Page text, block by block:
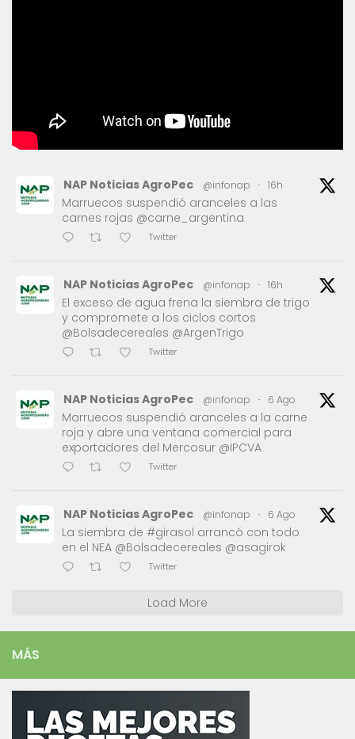
NAP Noticias AgroPec @infonap · 16h
Marruecos suspendió aranceles a las
carnes rojas @carne_argentina
Twitter
NAP Noticias AgroPec @infonap · 16h
El exceso de agua frena la siembra de trigo
y compromete a los ciclos cortos
@Bolsadecereales @ArgenTrigo
Twitter
NAP Noticias AgroPec @infonap · 6 Ago
Marruecos suspendió aranceles a la carne
roja y abre una ventana comercial para
exportadores del Mercosur @IPCVA
Twitter
NAP Noticias AgroPec @infonap · 6 Ago
La siembra de #girasol arrancó con todo
en el NEA @Bolsadecereales @asagirok
Twitter
Load More
MÁS